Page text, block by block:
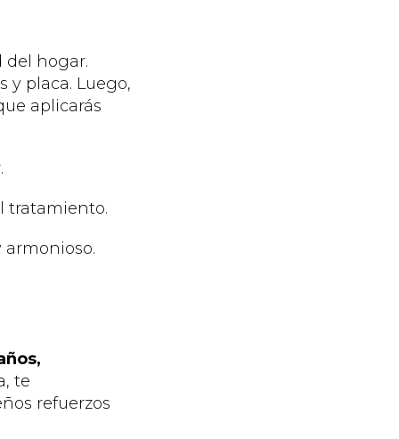
del hogar.
y placa. Luego,
aplicarás
tratamiento.
armonioso.
te
refuerzos